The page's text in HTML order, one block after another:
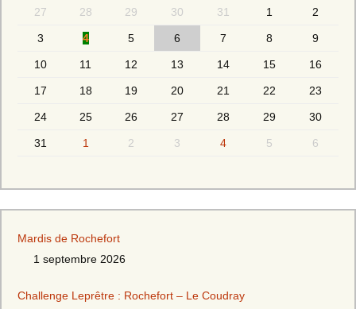
27 28 29 30 31 1 2
3 4 5 6 7 8 9
10 11 12 13 14 15 16
17 18 19 20 21 22 23
24 25 26 27 28 29 30
31 1 2 3 4 5 6
Mardis de Rochefort
1 septembre 2026
Challenge Leprêtre : Rochefort – Le Coudray